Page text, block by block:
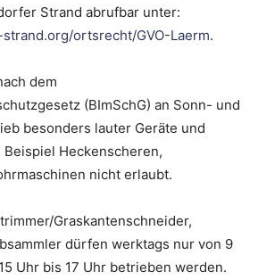
Strand abrufbar unter:
ortsrecht/GVO-Laerm.
dem
(BImSchG) an Sonn- und
besonders lauter Geräte und
Heckenscheren,
nicht erlaubt.
Graskantenschneider,
dürfen werktags nur von 9
Uhr bis 17 Uhr betrieben werden.